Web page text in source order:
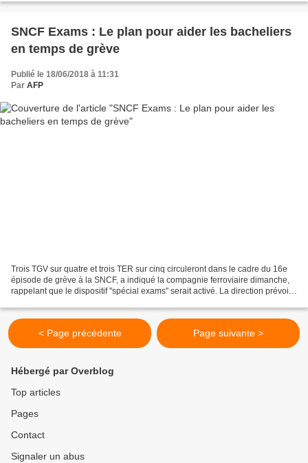
SNCF Exams : Le plan pour aider les bacheliers
en temps de grève
Publié le 18/06/2018 à 11:31
Par AFP
Trois TGV sur quatre et trois TER sur cinq circuleront dans le cadre du 16e
épisode de grève à la SNCF, a indiqué la compagnie ferroviaire dimanche,
rappelant que le dispositif "spécial exams" serait activé. La direction prévoit
< Page précédente Page suivante >
Hébergé par Overblog
Top articles
Pages
Contact
Signaler un abus